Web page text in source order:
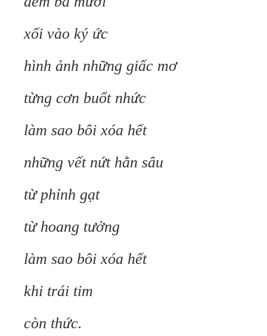
xối vào ký ức
hình ảnh những giấc mơ
từng cơn buốt nhức
làm sao bôi xóa hết
những vết nứt hằn sâu
từ phỉnh gạt
từ hoang tưởng
làm sao bôi xóa hết
khi trái tim
còn thức.